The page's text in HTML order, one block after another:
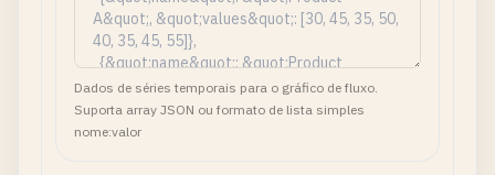
Dados de séries temporais para o gráfico de fluxo.
Suporta array JSON ou formato de lista simples
nome:valor